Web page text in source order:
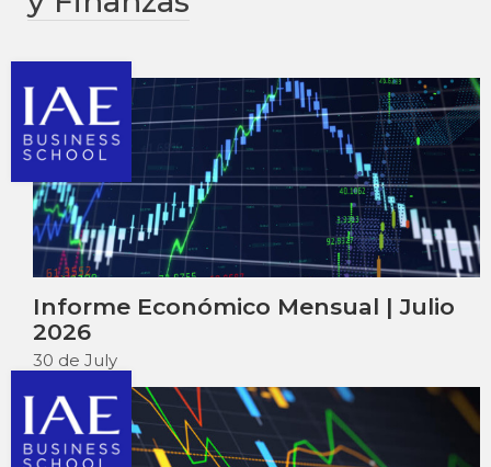
Informe Económico Mensual | Julio
2026
30 de July